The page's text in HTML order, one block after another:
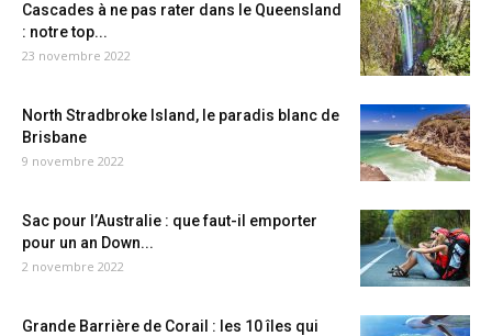
Cascades à ne pas rater dans le Queensland
: notre top...
23 novembre 2022
North Stradbroke Island, le paradis blanc de
Brisbane
9 novembre 2022
Sac pour l’Australie : que faut-il emporter
pour un an Down...
2 novembre 2022
Grande Barrière de Corail : les 10 îles qui